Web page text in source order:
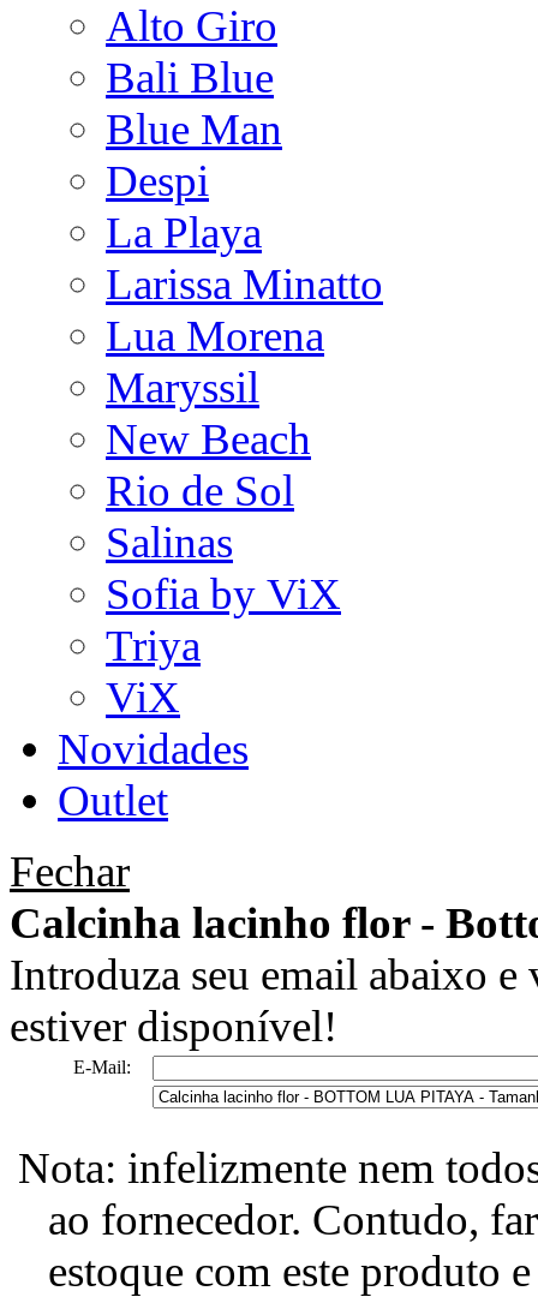
Alto Giro
Bali Blue
Blue Man
Despi
La Playa
Larissa Minatto
Lua Morena
Maryssil
New Beach
Rio de Sol
Salinas
Sofia by ViX
Triya
ViX
Novidades
Outlet
Fechar
Calcinha lacinho flor -
Introduza seu email abaixo
estiver disponível!
E-Mail:
Nota: infelizmente nem
ao fornecedor. Contudo,
estoque com este produto